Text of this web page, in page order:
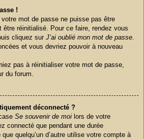
!
mot de passe ne puisse pas être
être réinitialisé. Pour ce faire, rendez vous
cliquez sur J’ai oublié mon mot de passe.
et vous devriez pouvoir à nouveau
pas à réinitialiser votre mot de passe,
du forum.
déconnecté ?
Se souvenir de moi lors de votre
connecté que pendant une durée
quelqu’un d’autre utilise votre compte à